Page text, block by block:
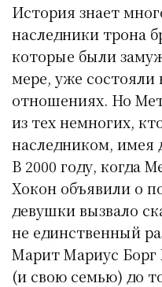
История знает
наследники трона
которые были
мере, уже состояли
отношениях. Но
из тех немногих,
наследником, имея
В 2000 году, когда
Хокон объявили о
девушки вызвало
не единственный
Марит Мариус Борг
(и свою семью) до